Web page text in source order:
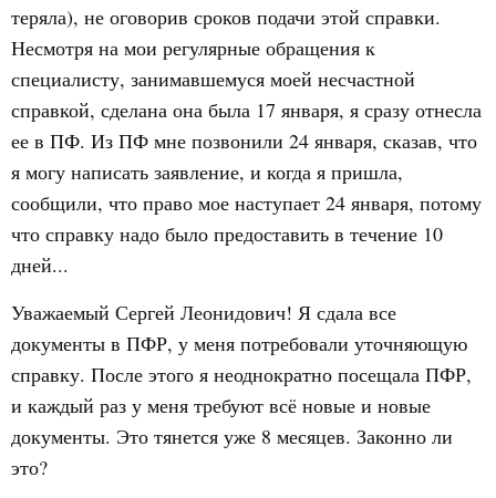
теряла), не оговорив сроков подачи этой справки.
Несмотря на мои регулярные обращения к
специалисту, занимавшемуся моей несчастной
справкой, сделана она была 17 января, я сразу отнесла
ее в ПФ. Из ПФ мне позвонили 24 января, сказав, что
я могу написать заявление, и когда я пришла,
сообщили, что право мое наступает 24 января, потому
что справку надо было предоставить в течение 10
дней...
Уважаемый Сергей Леонидович! Я сдала все
документы в ПФР, у меня потребовали уточняющую
справку. После этого я неоднократно посещала ПФР,
и каждый раз у меня требуют всё новые и новые
документы. Это тянется уже 8 месяцев. Законно ли
это?